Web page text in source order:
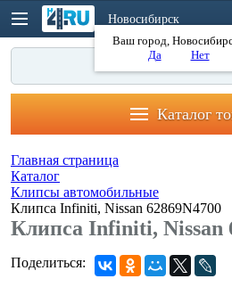
Новосибирск
Ваш город,
Да
Нет
Каталог
Главная страница
Каталог
Клипсы автомобильные
Клипса Infiniti, Nissan 62869N4700
Клипса Infiniti, Nissan
Поделиться: